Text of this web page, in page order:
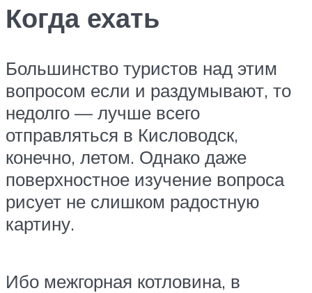
Когда ехать
Большинство туристов над этим
вопросом если и раздумывают, то
недолго — лучше всего
отправляться в Кисловодск,
конечно, летом. Однако даже
поверхностное изучение вопроса
рисует не слишком радостную
картину.
Ибо межгорная котловина, в